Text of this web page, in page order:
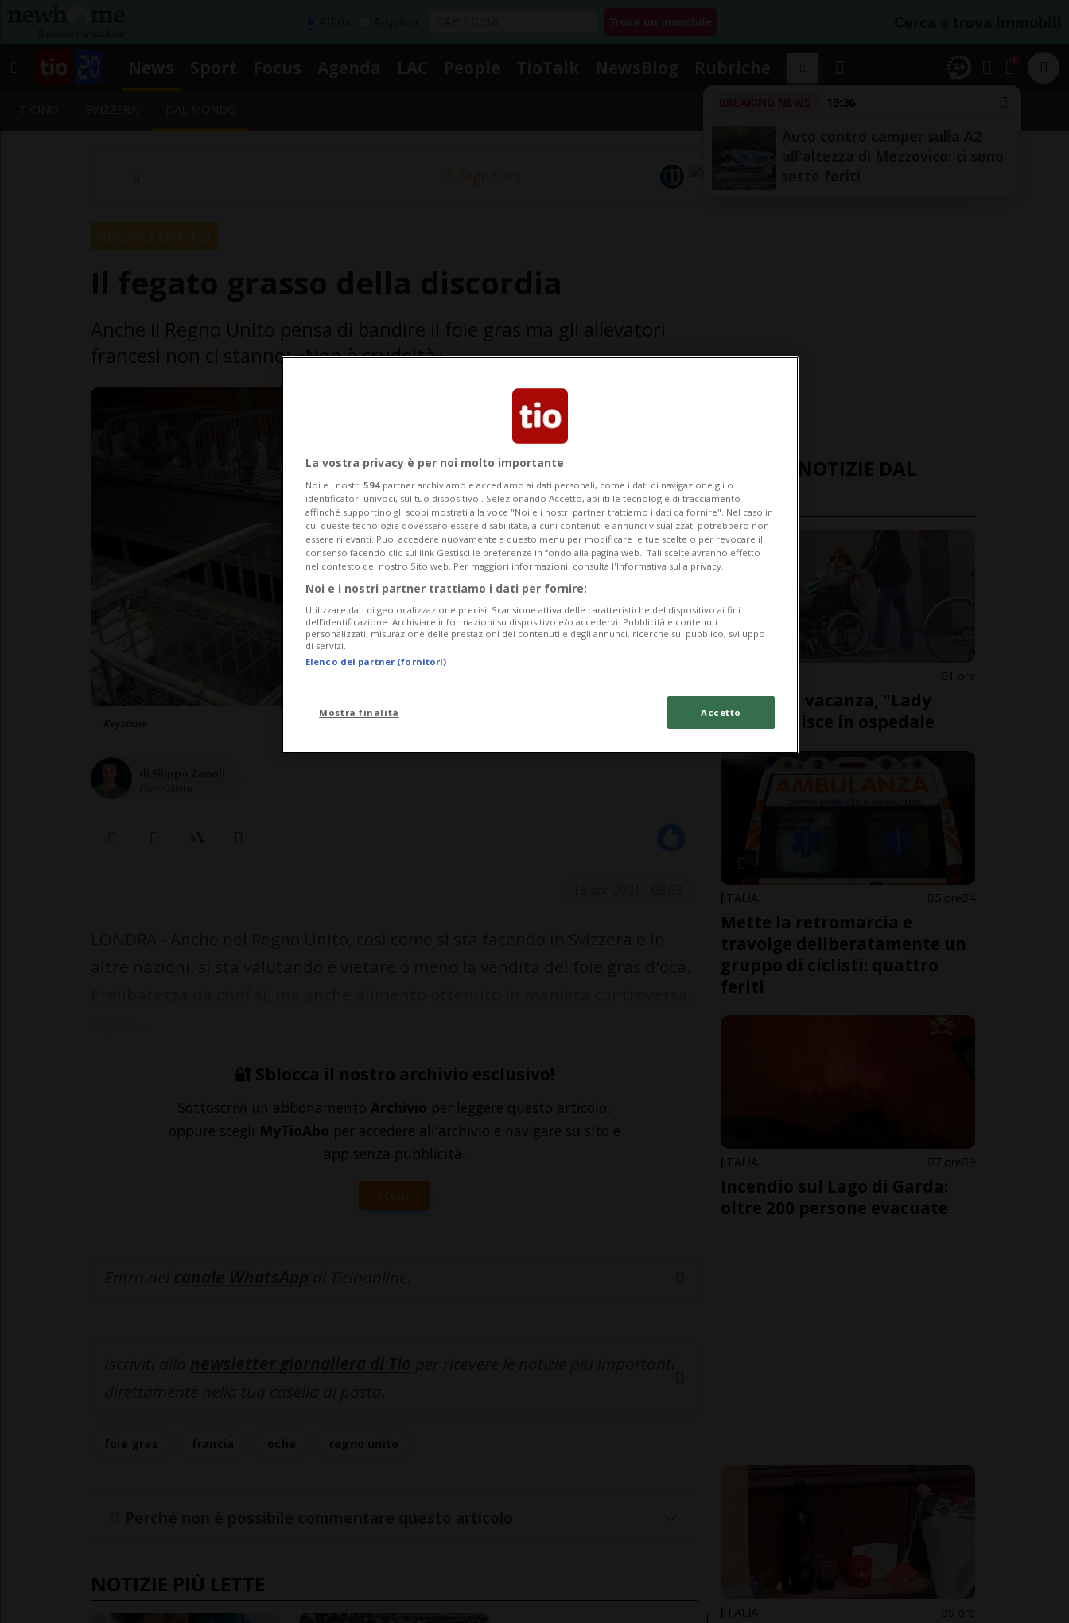
19:36
Segnalaci
francesi non ci stanno: «Non è crudeltà»
🔐 Sblocca il nostro archivio esclusivo!
Sottoscrivi un abbonamento Archivio per leggere questo articolo,
oppure scegli MyTioAbo per accedere all'archivio e navigare su sito e
app senza pubblicità.
ACCEDI
NOTIZIE PIÙ LETTE
ULTIME NOTIZIE DAL
MONDO
1 ora
Malore in vacanza, "Lady
Gucci" finisce in ospedale
ITALIA 5 ore 4
Mette la retromarcia e
travolge deliberatamente un
gruppo di ciclisti: quattro
feriti
ITALIA 7 ore 9
Incendio sul Lago di Garda:
oltre 200 persone evacuate
ITALIA 9 ore
La vostra privacy è per noi molto importante
Noi e i nostri 594 partner archiviamo e accediamo ai dati personali, come i dati di navigazione gli o
identificatori univoci, sul tuo dispositivo . Selezionando Accetto, abiliti le tecnologie di tracciamento
affinché supportino gli scopi mostrati alla voce "Noi e i nostri partner trattiamo i dati da fornire". Nel caso in
cui queste tecnologie dovessero essere disabilitate, alcuni contenuti e annunci visualizzati potrebbero non
essere rilevanti. Puoi accedere nuovamente a questo menu per modificare le tue scelte o per revocare il
consenso facendo clic sul link Gestisci le preferenze in fondo alla pagina web.. Tali scelte avranno effetto
nel contesto del nostro Sito web. Per maggiori informazioni, consulta l'Informativa sulla privacy.
Noi e i nostri partner trattiamo i dati per fornire:
Utilizzare dati di geolocalizzazione precisi. Scansione attiva delle caratteristiche del dispositivo ai fini
dell’identificazione. Archiviare informazioni su dispositivo e/o accedervi. Pubblicità e contenuti
personalizzati, misurazione delle prestazioni dei contenuti e degli annunci, ricerche sul pubblico, sviluppo
di servizi.
Elenco dei partner (fornitori)
Mostra finalità Accetto